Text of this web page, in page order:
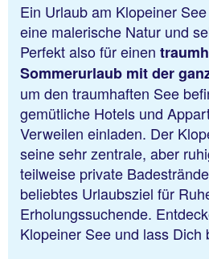
Ein Urlaub am Klopeiner
eine malerische Natur und
Perfekt also für einen
Sommerurlaub mit der
um den traumhaften See
gemütliche Hotels und
Verweilen einladen. Der
seine sehr zentrale, aber
teilweise private
beliebtes Urlaubsziel für
Erholungssuchende.
Klopeiner See und lass Dich